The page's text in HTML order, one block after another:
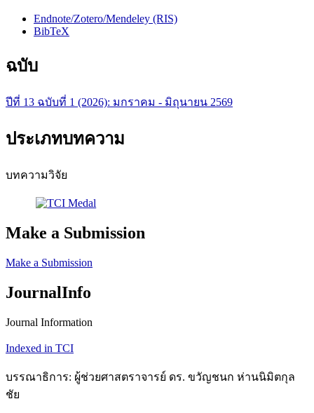
Endnote/Zotero/Mendeley (RIS)
BibTeX
ฉบับ
ปีที่ 13 ฉบับที่ 1 (2026): มกราคม - มิถุนายน 2569
ประเภทบทความ
บทความวิจัย
Make a Submission
Make a Submission
JournalInfo
Journal Information
Indexed in TCI
บรรณาธิการ: ผู้ช่วยศาสตราจารย์ ดร. ขวัญชนก ห่านนิมิตกุล
ชัย